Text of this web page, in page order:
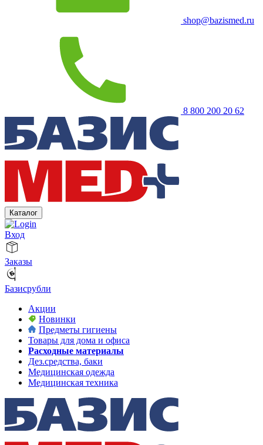
shop@bazismed.ru
8 800 200 20 62
Каталог
Вход
Заказы
Базисрубли
Акции
Новинки
Предметы гигиены
Товары для дома и офиса
Расходные материалы
Дез.средства, баки
Медицинская одежда
Медицинская техника